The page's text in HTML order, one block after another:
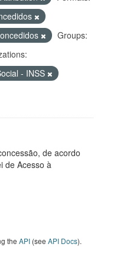
Groups:
- INSS
de acordo
de Acesso à
the API (see API Docs).